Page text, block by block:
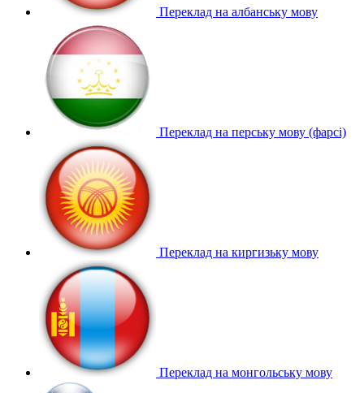
Переклад на албанську мову
Переклад на перську мову (фарсі)
Переклад на киргизьку мову
Переклад на монгольську мову